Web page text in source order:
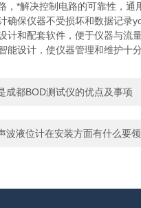
*解决控制电路的可靠性，通用
保仪器不受损坏和数据记录
和配套软件，便于仪器与流量
设计，使仪器管理和维护十分
成都BOD测试仪的优点及事项
波液位计在安装方面有什么要领